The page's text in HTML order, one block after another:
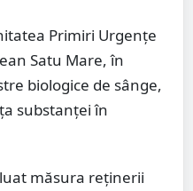
Primiri Urgențe
Satu Mare, în
biologice de sânge,
substanței în
măsura reținerii